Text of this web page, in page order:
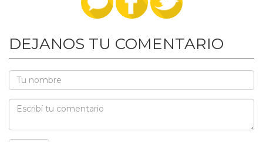
DEJANOS TU COMENTARIO